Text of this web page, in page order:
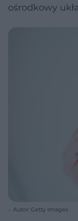
ośrodkowy
Autor: Getty Images